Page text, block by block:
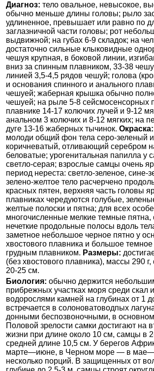
Диагноз: тело овальное, невысокое,
обычно меньше длины головы; рыло
удлиненное, превышает или равно по
заглазничной части головы; рот
выдвижной; на губах 6-9 складок; на
достаточно сильные клыковидные
чешуя крупная, в боковой линии,
вниз за спинным плавником, 33-38
линией 3,5-4,5 рядов чешуй; голова
и основания спинного и анального
чешуей; жаберная крышка обычно
чешуей; на рыле 5-8 сейсмосенсорных
плавнике 14-17 колючих лучей и 9-12
анальном 3 колючих и 8-12 мягких; на
дуге 13-16 жаберных тычинок. Окраска:
молоди общий фон тела серо-зеленый
коричневатый, отливающий серебром
беловатые; урогенитальная папилла у
светло-серая; взрослые самцы очень
период нереста: светло-зеленое, сине-
зелено-желтое тело расчерчено
красных пятен, верхняя часть головы
плавниках чередуются голубые,
желтые полоски и пятна; для всех
многочисленные мелкие темные
нечеткие продольные полосы вдоль
заметное небольшое черное пятно у
хвостового плавника и большое темное
грудным плавником. Размеры:
(без хвостового плавника), массы 290
20-25 см.
Биология: обычно держится
прибрежных участках моря среди скал
водорослями камней на глубинах от 1
встречается в солоноватоводпых
донными беспозвоночными, в
Половой зрелости самки достигают на
жизни при длине около 10 см, самцы в
средней длине 10,5 см. У берегов
марте—июне, в Черном море — в
несколько порций. В защищенных от